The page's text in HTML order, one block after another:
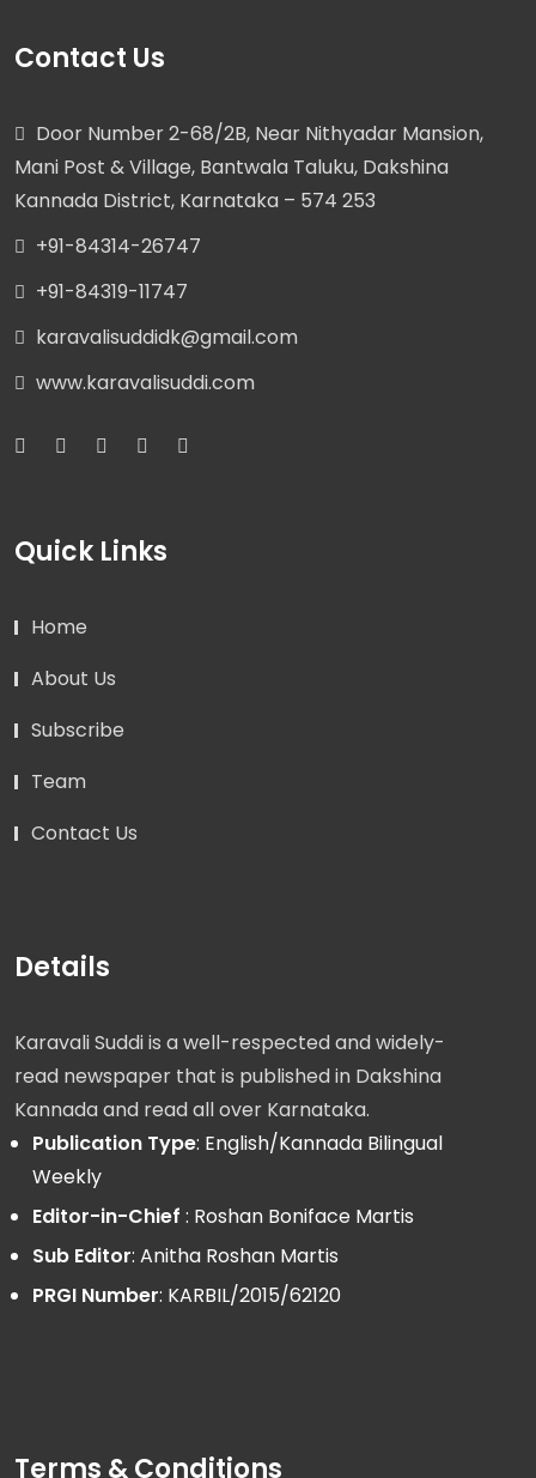
Contact Us
Door Number 2-68/2B, Near Nithyadar Mansion,
Mani Post & Village, Bantwala Taluku, Dakshina
Kannada District, Karnataka – 574 253
+91-84314-26747
+91-84319-11747
karavalisuddidk@gmail.com
www.karavalisuddi.com
Quick Links
Home
About Us
Subscribe
Team
Contact Us
Details
Karavali Suddi is a well-respected and widely-
read newspaper that is published in Dakshina
Kannada and read all over Karnataka.
Publication Type: English/Kannada Bilingual
Weekly
Editor-in-Chief : Roshan Boniface Martis
Sub Editor: Anitha Roshan Martis
PRGI Number: KARBIL/2015/62120
Terms & Conditions